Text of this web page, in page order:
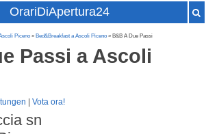
OrariDiApertura24
Piceno » Bed&Breakfast a Ascoli Piceno » B&B A Due Passi
Passi a Ascoli
|Vota ora!
sn